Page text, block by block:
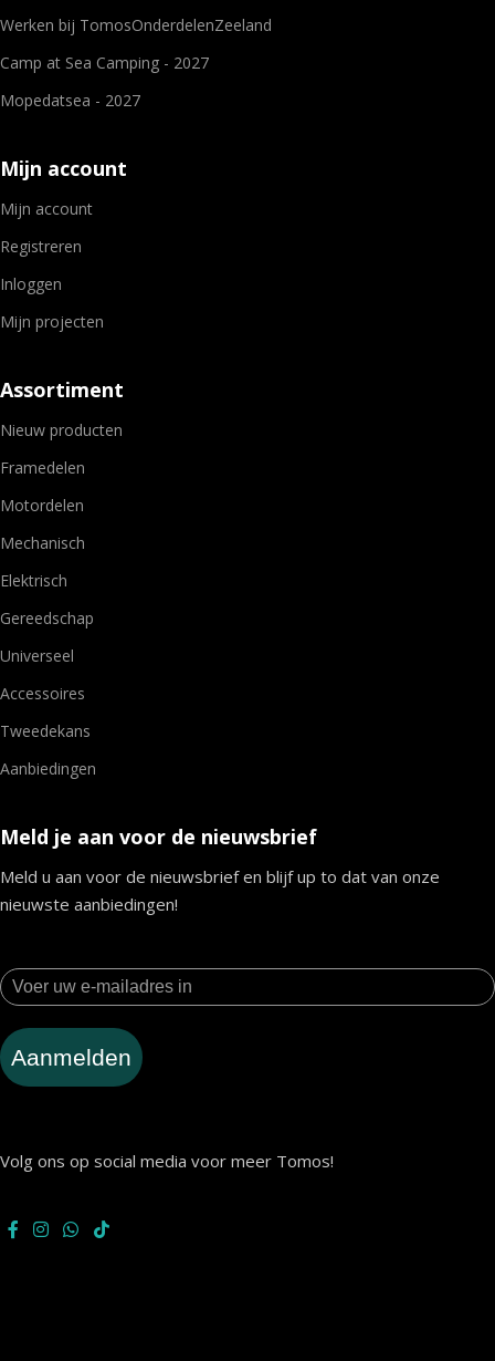
Werken bij TomosOnderdelenZeeland
Camp at Sea Camping - 2027
Mopedatsea - 2027
Mijn account
Mijn account
Registreren
Inloggen
Mijn projecten
Assortiment
Nieuw producten
Framedelen
Motordelen
Mechanisch
Elektrisch
Gereedschap
Universeel
Accessoires
Tweedekans
Aanbiedingen
Meld je aan voor de nieuwsbrief
Meld u aan voor de nieuwsbrief en blijf up to dat van onze
nieuwste aanbiedingen!
Aanmelden
Volg ons op social media voor meer Tomos!